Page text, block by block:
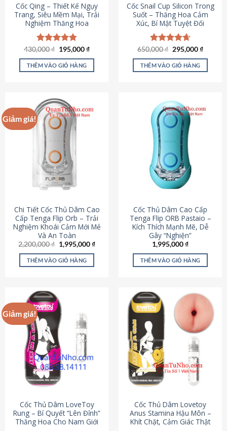
Cốc Qing – Thiết Kế Ngụy
Trang, Siêu Mềm Mại, Trải
Nghiệm Thăng Hoa
Được xếp
hạng4.78
5 sao
430,000₫ Giá
là:
430,000 ₫.
195,000₫Giá
tại
THÊM VÀO GIỎ HÀNG
Cốc Snail Cup Silicon Trong
Suốt – Thăng Hoa Cảm
Xúc, Bí Mật Tuyệt Đối
Được xếp
hạng4.69
5 sao
650,000₫ Giá
là:
650,000 ₫.
295,000₫Giá
tại
THÊM VÀO GIỎ HÀNG
Giảm giá!
Chi Tiết Cốc Thủ Dâm Cao
Cấp Tenga Flip Orb – Trải
Nghiệm Khoái Cảm Mới Mẻ
Và An Toàn
2,200,000₫ Giá
gốc
là:
2,200,000 ₫.
1,995,000₫Giá
THÊM VÀO GIỎ HÀNG
Cốc Thủ Dâm Cao Cấp
Tenga Flip ORB Pastaio –
Kích Thích Mạnh Mẽ, Dễ
Gây “Nghiện”
1,995,000₫
THÊM VÀO GIỎ HÀNG
Giảm giá!
Cốc Thủ Dâm LoveToy
Rung – Bí Quyết “Lên Đỉnh”
Thăng Hoa Cho Nam Giới
Cốc Thủ Dâm Lovetoy
Anus Stamina Hậu Môn –
Khít Chặt, Cảm Giác Thật